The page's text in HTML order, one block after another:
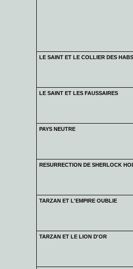
LE SAINT ET LE COLLIER DES
LE SAINT ET LES FAUSSAIRES
PAYS NEUTRE
RESURRECTION DE SHERLOCK
TARZAN ET L'EMPIRE OUBLIE
TARZAN ET LE LION D'OR